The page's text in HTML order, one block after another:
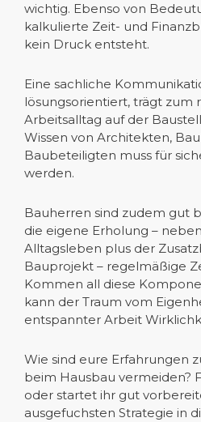
wichtig. Ebenso von
kalkulierte Zeit- und
kein Druck entsteht.
Eine sachliche
lösungsorientiert, trägt zum
Arbeitsalltag auf der
Wissen von Architekten,
Baubeteiligten muss für
werden.
Bauherren sind zudem gut
die eigene Erholung –
Alltagsleben plus der
Bauprojekt – regelmäßige
Kommen all diese
kann der Traum vom
entspannter Arbeit
Wie sind eure Erfahrungen
beim Hausbau vermeiden?
oder startet ihr gut
ausgefuchsten Strategie in